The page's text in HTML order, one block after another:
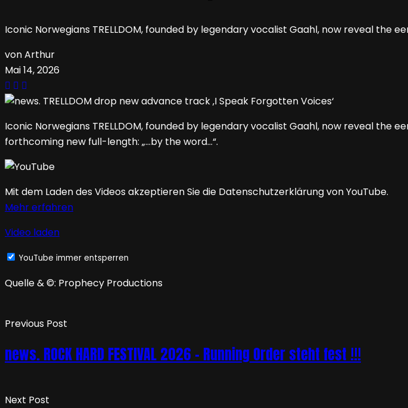
Iconic Norwegians TRELLDOM, founded by legendary vocalist Gaahl, now reveal the
von Arthur
Mai 14, 2026
Iconic Norwegians TRELLDOM, founded by legendary vocalist Gaahl, now reveal the
forthcoming new full-length: „…by the word…“.
Mit dem Laden des Videos akzeptieren Sie die Datenschutzerklärung von YouTube.
Mehr erfahren
Video laden
YouTube immer entsperren
Quelle & ©: Prophecy Productions
Previous Post
news. ROCK HARD FESTIVAL 2026 – Running Order steht fest !!!
Next Post